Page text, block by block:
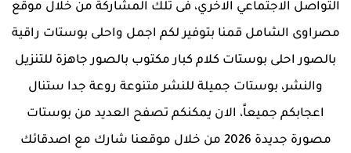
التواصل الاجتماعي الاخري، فى تلك المشاركة من خلال موقع
مصراوى الشامل قمنا بتوفير لكم اجمل واحلى بوستات راقية
بالصور احلى بوستات كلام كبار مكتوب بالصور جاهزة للتنزيل
والنشر، بوستات جميلة للنشر متنوعة روعة جدا ستنال
اعجابكم جميعاً، الان يمكنكم تصفح العديد من بوستات
مصورة جديدة 2026 من خلال موقعنا شارك مع اصدقائك